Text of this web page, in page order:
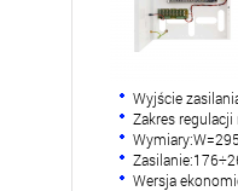
Wyjście
Zakres
Wersja